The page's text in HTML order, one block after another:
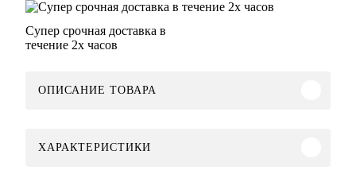
Супер срочная доставка в
течение 2х часов
ОПИСАНИЕ ТОВАРА
ХАРАКТЕРИСТИКИ